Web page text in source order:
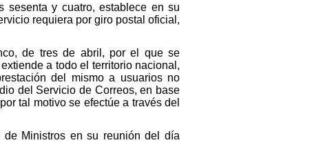
sesenta y cuatro, establece en su
requiera por giro postal oficial,
de tres de abril, por el que se
a todo el territorio nacional,
del mismo a usuarios no
del Servicio de Correos, en base
tal motivo se efectúe a través del
Ministros en su reunión del día